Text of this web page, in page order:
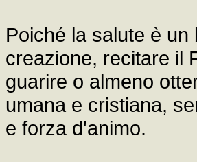
Poiché la salute è
creazione, recitare il
guarire o almeno
umana e cristiana,
e forza d'animo.